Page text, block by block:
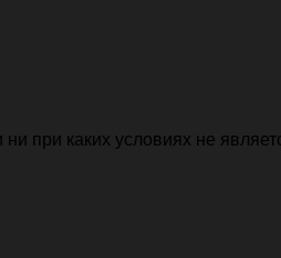
при каких условиях не